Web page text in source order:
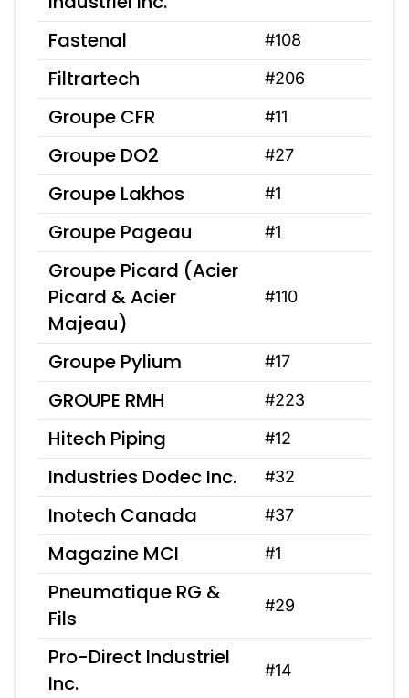
Fastenal
#108
Filtrartech #206
Groupe CFR #11
Groupe DO2 #27
Groupe Lakhos #1
Groupe Pageau #1
Groupe Picard (Acier
Picard & Acier
Majeau)
#110
Groupe Pylium #17
GROUPE RMH #223
Hitech Piping #12
Industries Dodec Inc. #32
Inotech Canada #37
Magazine MCI #1
Pneumatique RG &
Fils
#29
Pro-Direct Industriel
Inc.
#14